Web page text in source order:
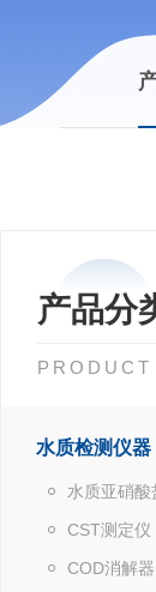
产品分
水质检测仪器
水质亚硝酸
CST测定仪
COD消解器